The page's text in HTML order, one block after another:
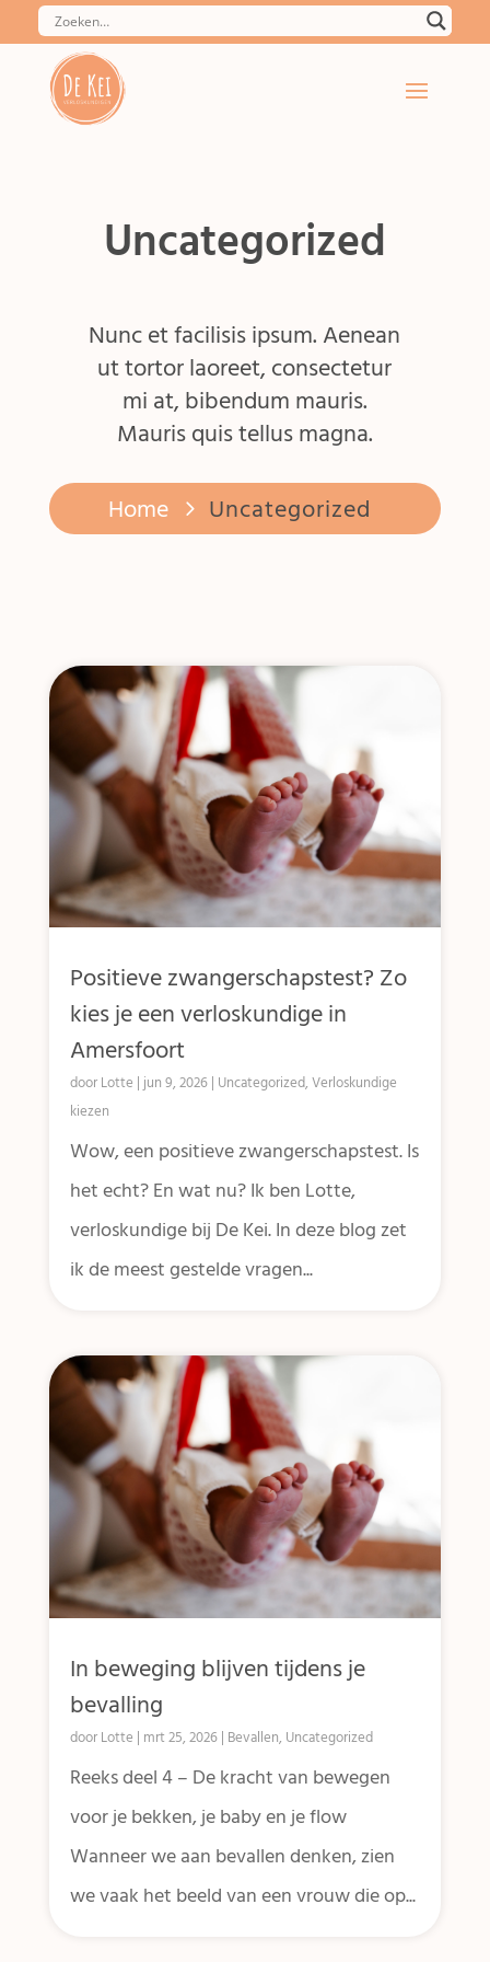
Uncategorized
Nunc et facilisis ipsum. Aenean
ut tortor laoreet, consectetur
mi at, bibendum mauris.
Mauris quis tellus magna.
Home
Uncategorized
Positieve zwangerschapstest? Zo
kies je een verloskundige in
Amersfoort
doorLotte | jun 9, 2026| Uncategorized,Verloskundige
kiezen
Wow, een positieve zwangerschapstest. Is
het echt? En wat nu? Ik ben Lotte,
verloskundige bij De Kei. In deze blog zet
ik de meest gestelde vragen...
In beweging blijven tijdens je
bevalling
doorLotte | mrt 25, 2026| Bevallen, Uncategorized
Reeks deel 4 – De kracht van bewegen
voor je bekken, je baby en je flow
Wanneer we aan bevallen denken, zien
we vaak het beeld van een vrouw die op...